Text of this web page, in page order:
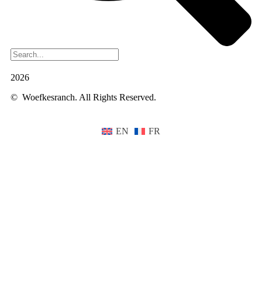
2026
© Woefkesranch. All Rights Reserved.
EN FR